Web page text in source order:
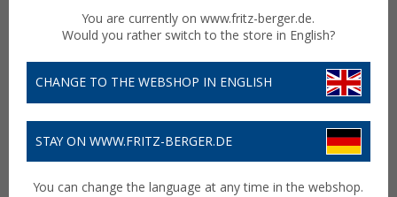
You are currently on www.fritz-berger.de.
Would you rather switch to the store in English?
CHANGE TO THE WEBSHOP IN ENGLISH
STAY ON WWW.FRITZ-BERGER.DE
You can change the language at any time in the webshop.